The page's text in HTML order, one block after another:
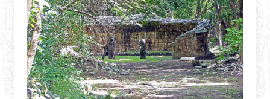
Calendário Maia
Predições Maias
BLOG